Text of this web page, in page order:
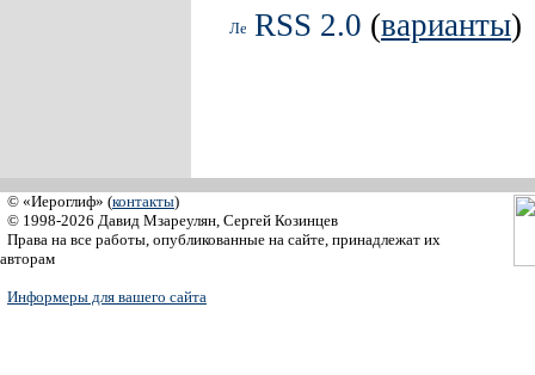
RSS 2.0 (варианты)
© «Иероглиф» (контакты)
© 1998-2026 Давид Мзареулян, Сергей Козинцев
Права на все работы, опубликованные на сайте, принадлежат их
авторам
Информеры для вашего сайта